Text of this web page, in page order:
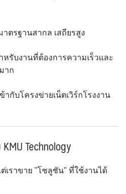
าตรฐานสากล เสถียรสูง
หรับงานที่ต้องการความเร็วและ
าก
ากับโครงข่ายเน็ตเวิร์กโรงงาน
KMU Technology
เราขาย "โซลูชัน" ที่ใช้งานได้